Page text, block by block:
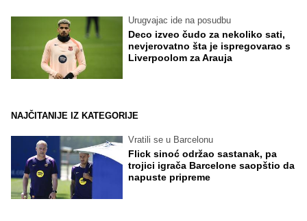
Urugvajac ide na posudbu
Deco izveo čudo za nekoliko sati,
nevjerovatno šta je ispregovarao s
Liverpoolom za Arauja
NAJČITANIJE IZ KATEGORIJE
Vratili se u Barcelonu
Flick sinoć održao sastanak, pa
trojici igrača Barcelone saopštio da
napuste pripreme